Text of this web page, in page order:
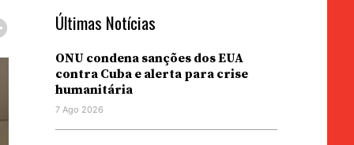
Últimas Notícias
ONU condena sanções dos EUA
contra Cuba e alerta para crise
humanitária
7 Ago 2026